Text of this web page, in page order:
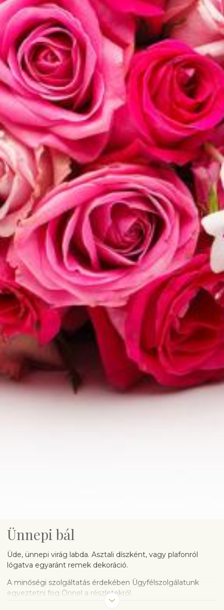
Ünnepi bál
Üde, ünnepi virág labda. Asztali díszként, vagy plafonról
lógatva egyaránt remek dekoráció.
A minőségi szolgáltatás érdekében Ügyfélszolgálatunk
egyeztetni fog Önnel a részletekről.